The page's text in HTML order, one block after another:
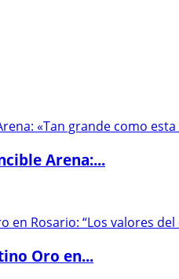
Arena:...
Oro en...